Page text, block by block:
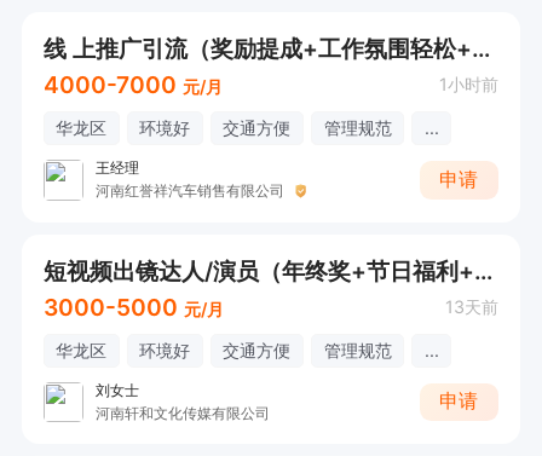
线 上推广引流（奖励提成+工作氛围轻松+节日福利+团建+公休）
4000-7000 元/月 1小时前
华龙区 环境好 交通方便 管理规范 ...
王经理
河南红誉祥汽车销售有限公司
申请
短视频出镜达人/演员（年终奖+节日福利+全勤奖）
3000-5000 元/月 13天前
华龙区 环境好 交通方便 管理规范 ...
刘女士
河南轩和文化传媒有限公司
申请